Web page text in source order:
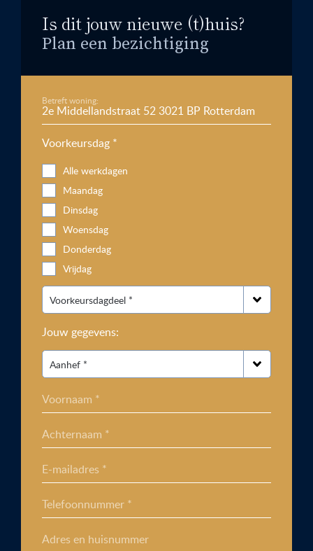
Is dit jouw nieuwe (t)huis?
Plan een bezichtiging
Betreft woning:
Voorkeursdag *
Alle werkdagen
Maandag
Dinsdag
Woensdag
Donderdag
Vrijdag
Jouw gegevens:
Voornaam *
Achternaam *
E-mailadres *
Telefoonnummer *
Adres en huisnummer